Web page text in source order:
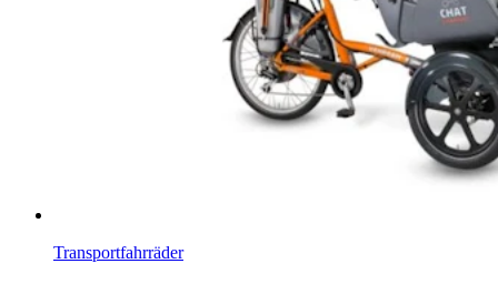
Transportfahrräder